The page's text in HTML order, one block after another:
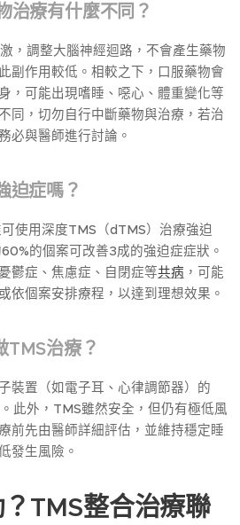
治療有什麼不同？
，調整大腦神經迴路，不會產生藥物
副作用較低。相較之下，口服藥物會
，可能出現嗜睡、噁心、體重變化等
同，切勿自行中斷藥物與治療，若治
必與醫師進行討論。
迫症嗎？
使用深度TMS（dTMS）治療強迫
的個案可改善3成的強迫症症狀。
鬱症、焦慮症、自閉症等共病 ，可能
依個案安排療程，以達到理想效果。
TMS治療？
裝置（如電子耳、心律調節器）的
此外，TMS雖然安全，但仍有極低風
前先由醫師詳細評估，並維持穩定睡
發生風險。
TMS整合治療聯